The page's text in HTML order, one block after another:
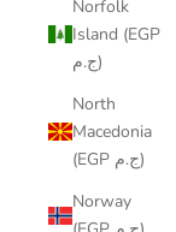
Norfolk
Island (EGP
ج.م)
North
Macedonia
(EGP ج.م)
Norway